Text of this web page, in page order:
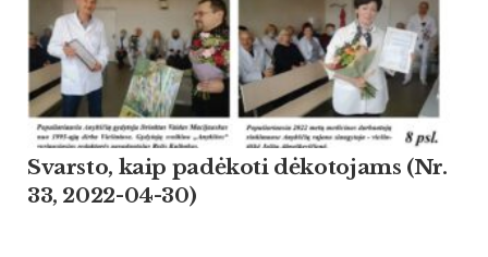
Svarsto, kaip padėkoti dėkotojams (Nr.
33, 2022-04-30)